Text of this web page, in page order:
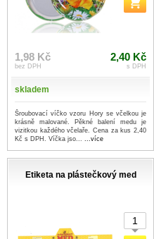
1,98 Kč
bez DPH
2,40 Kč
s DPH
skladem
Šroubovací víčko vzoru Hory se včelkou je
krásně malované. Pěkné balení medu je
vizitkou každého včelaře. Cena za kus 2,40
Kč s DPH. Víčka jso... ...více
Etiketa na plástečkový med